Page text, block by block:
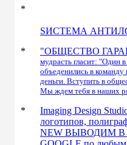
*
SИСТЕМА АНТИЛОХ-
*
"ОБЩЕСТВО
мудрасть гласит: "Один
объеденились в команду
деньги. Вступить в
Мы ждем тебя в наших
* Imaging Design
логотипов,
NEW ВЫВОДИМ В